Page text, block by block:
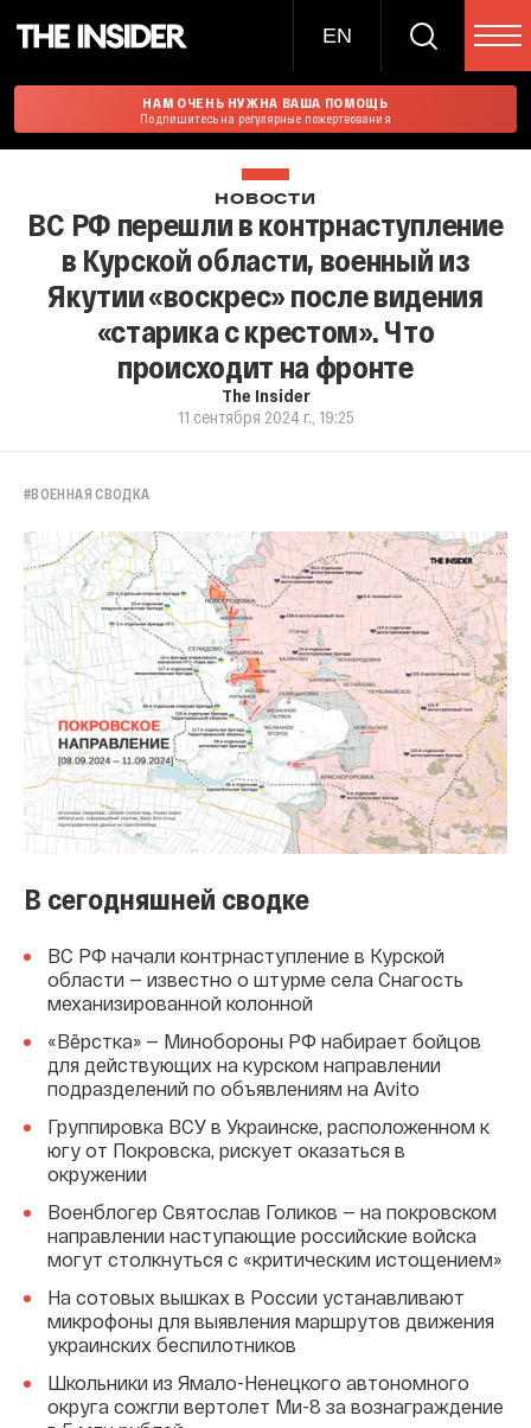
EN
НАМ ОЧЕНЬ НУЖНА ВАША ПОМОЩЬ
Подпишитесь на регулярные пожертвования
НОВОСТИ
ВС РФ перешли в контрнаступление
в Курской области, военный из
Якутии «воскрес» после видения
«старика с крестом». Что
происходит на фронте
The Insider
11 сентября 2024 г., 19:25
#ВОЕННАЯ СВОДКА
В сегодняшней сводке
ВС РФ начали контрнаступление в Курской
области — известно о штурме села Снагость
механизированной колонной
«Вёрстка» — Минобороны РФ набирает бойцов
для действующих на курском направлении
подразделений по объявлениям на Avito
Группировка ВСУ в Украинске, расположенном к
югу от Покровска, рискует оказаться в
окружении
Военблогер Святослав Голиков — на покровском
направлении наступающие российские войска
могут столкнуться с «критическим истощением»
На сотовых вышках в России устанавливают
микрофоны для выявления маршрутов движения
украинских беспилотников
Школьники из Ямало-Ненецкого автономного
округа сожгли вертолет Ми-8 за вознаграждение